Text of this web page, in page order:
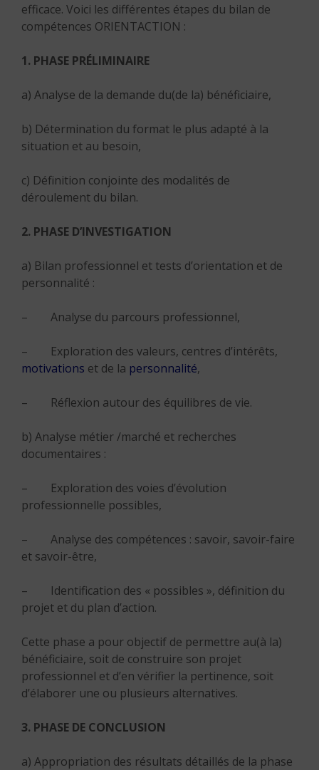
efficace. Voici les différentes étapes du bilan de
compétences ORIENTACTION :
1. PHASE PRÉLIMINAIRE
a) Analyse de la demande du(de la) bénéficiaire,
b) Détermination du format le plus adapté à la
situation et au besoin,
c) Définition conjointe des modalités de
déroulement du bilan.
2. PHASE D’INVESTIGATION
a) Bilan professionnel et tests d’orientation et de
personnalité :
– Analyse du parcours professionnel,
– Exploration des valeurs, centres d’intérêts,
motivations et de la personnalité,
– Réflexion autour des équilibres de vie.
b) Analyse métier /marché et recherches
documentaires :
– Exploration des voies d’évolution
professionnelle possibles,
– Analyse des compétences : savoir, savoir-faire
et savoir-être,
– Identification des « possibles », définition du
projet et du plan d’action.
Cette phase a pour objectif de permettre au(à la)
bénéficiaire, soit de construire son projet
professionnel et d’en vérifier la pertinence, soit
d’élaborer une ou plusieurs alternatives.
3. PHASE DE CONCLUSION
a) Appropriation des résultats détaillés de la phase